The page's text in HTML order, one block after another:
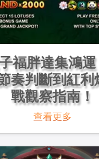
福胖達集鴻
奏判斷到紅利
戰觀察指南！
查看更多